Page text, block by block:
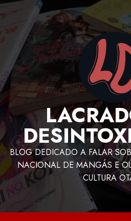
BLOG DEDICADO A FALAR
NACIONAL DE MANGÁS E
CULTURA